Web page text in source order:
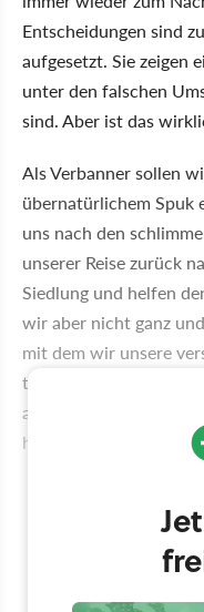
Entscheidungen sind
aufgesetzt. Sie zeigen
unter den falschen
sind. Aber ist das
Als Verbanner sollen
übernatürlichem Spuk
uns nach den
unserer Reise zurück
Siedlung und helfen
wir aber nicht ganz
mit dem wir unsere
theoretisch
allerdings viele
horten.